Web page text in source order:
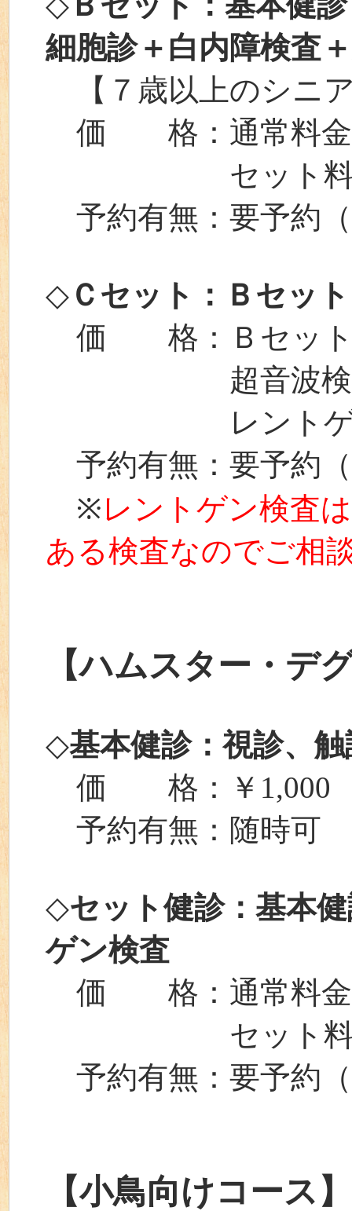
細胞診＋白内障検査
【７歳以上のシニ
価 格：通常料金
セット料金⇒
予約有無：要予約
◇ Ｃセット：Ｂセッ
価 格：Ｂセット
超音波検査（
レントゲン
予約有無：要予約
※レントゲン検査
ある検査なのでご相
【ハムスター・
◇基本健診：視診、
価 格：￥1,000
予約有無：随時可
◇セット健診：基本
ゲン検査
価 格：通常料金
セット料金⇒
予約有無：要予約
【小鳥向けコース】